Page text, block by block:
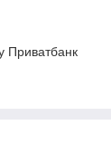
Приватбанк